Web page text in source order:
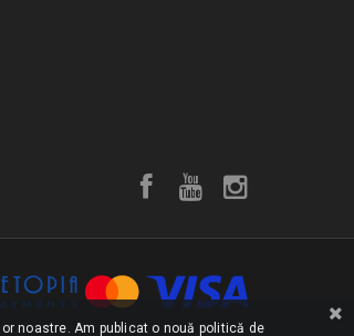
noastre. Am publicat o nouă politică de